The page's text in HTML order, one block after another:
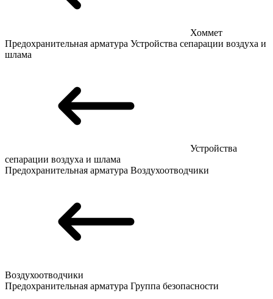
Хоммет
Предохранительная арматура Устройства сепарации воздуха и
шлама
Устройства
сепарации воздуха и шлама
Предохранительная арматура Воздухоотводчики
Воздухоотводчики
Предохранительная арматура Группа безопасности